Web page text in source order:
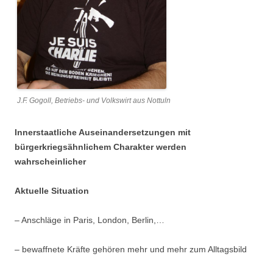
J.F. Gogoll, Betriebs- und Volkswirt aus Nottuln
Innerstaatliche Auseinandersetzungen mit
bürgerkriegsähnlichem Charakter werden
wahrscheinlicher
Aktuelle Situation
– Anschläge in Paris, London, Berlin,…
– bewaffnete Kräfte gehören mehr und mehr zum Alltagsbild